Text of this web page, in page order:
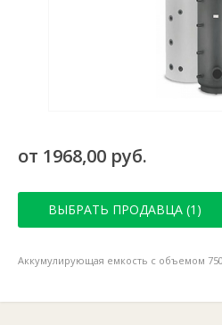
от 1968,00 руб.
ВЫБРАТЬ ПРОДАВЦА (1)
Аккумулирующая емкость с объемом